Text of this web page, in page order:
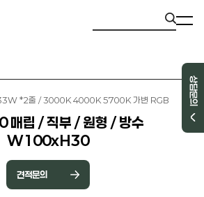
상담문의
*2줄 / 3000K 4000K 5700K 가변 RGB
립 / 직부 / 원형 / 방수
W100xH30
견적문의